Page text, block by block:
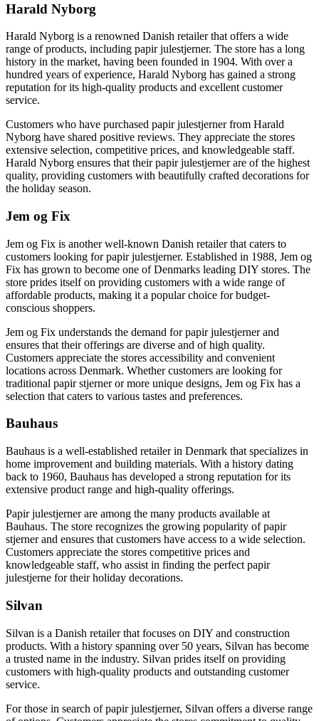
Harald Nyborg
Harald Nyborg is a renowned Danish retailer that offers a wide
range of products, including papir julestjerner. The store has a long
history in the market, having been founded in 1904. With over a
hundred years of experience, Harald Nyborg has gained a strong
reputation for its high-quality products and excellent customer
service.
Customers who have purchased papir julestjerner from Harald
Nyborg have shared positive reviews. They appreciate the stores
extensive selection, competitive prices, and knowledgeable staff.
Harald Nyborg ensures that their papir julestjerner are of the highest
quality, providing customers with beautifully crafted decorations for
the holiday season.
Jem og Fix
Jem og Fix is another well-known Danish retailer that caters to
customers looking for papir julestjerner. Established in 1988, Jem og
Fix has grown to become one of Denmarks leading DIY stores. The
store prides itself on providing customers with a wide range of
affordable products, making it a popular choice for budget-
conscious shoppers.
Jem og Fix understands the demand for papir julestjerner and
ensures that their offerings are diverse and of high quality.
Customers appreciate the stores accessibility and convenient
locations across Denmark. Whether customers are looking for
traditional papir stjerner or more unique designs, Jem og Fix has a
selection that caters to various tastes and preferences.
Bauhaus
Bauhaus is a well-established retailer in Denmark that specializes in
home improvement and building materials. With a history dating
back to 1960, Bauhaus has developed a strong reputation for its
extensive product range and high-quality offerings.
Papir julestjerner are among the many products available at
Bauhaus. The store recognizes the growing popularity of papir
stjerner and ensures that customers have access to a wide selection.
Customers appreciate the stores competitive prices and
knowledgeable staff, who assist in finding the perfect papir
julestjerne for their holiday decorations.
Silvan
Silvan is a Danish retailer that focuses on DIY and construction
products. With a history spanning over 50 years, Silvan has become
a trusted name in the industry. Silvan prides itself on providing
customers with high-quality products and outstanding customer
service.
For those in search of papir julestjerner, Silvan offers a diverse range